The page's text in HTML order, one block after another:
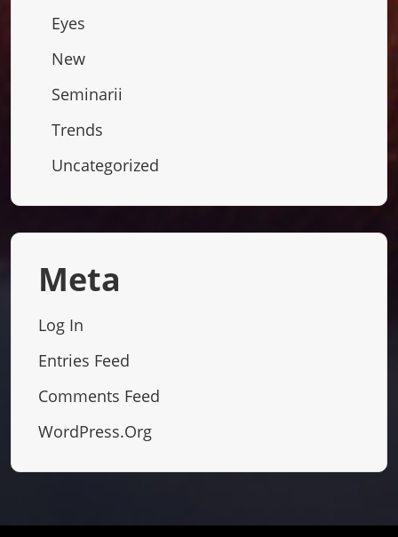
Eyes
New
Seminarii
Trends
Uncategorized
Meta
Log In
Entries Feed
Comments Feed
WordPress.org